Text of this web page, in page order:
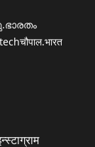
चौपाल.भारत